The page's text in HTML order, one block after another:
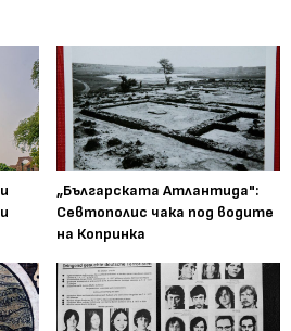
„Българската Атлантида":
Севтополис чака под водите
на Копринка